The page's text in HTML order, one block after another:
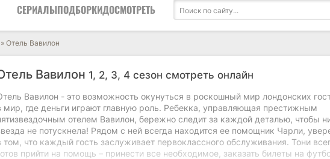
СЕРИАЛЫПОДБОРКИДОСМОТРЕТЬ
» Отель Вавилон
Вавилон 1, 2, 3, 4 сезон смотреть онлайн
Вавилон - это возможность окунуться в роскошный мир лондонских
мир, где деньги играют главную роль. Ребекка, управляющая престижным
отелем Вавилон, бережно следит за каждой деталью, чтобы
не потускнела! Рядом с ней всегда находится ее помощник Чарли,
том, что каждый гость заслуживает первоклассного обслуживания. Тони
прийти на помощь – принести все необходимое, заказать билеты на